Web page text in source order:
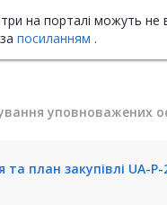
на порталі можуть
посиланням .
уповноважених
план закупівлі UA-